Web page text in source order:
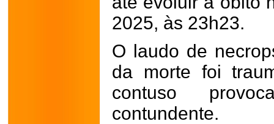
2025, às 23h23.
O laudo de
da morte foi
contuso
contundente.